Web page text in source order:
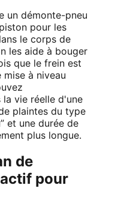
un démonte-pneu
pour les
le corps de
les aide à bouger
que le frein est
à niveau
la vie réelle d'une
plaintes du type
et une durée de
plus longue.
de
pour